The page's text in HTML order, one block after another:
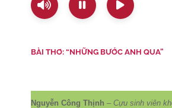
BÀI THƠ: “NHỮNG BƯỚC ANH QUA”
Nguyễn Công Thịnh – Cựu sinh viên